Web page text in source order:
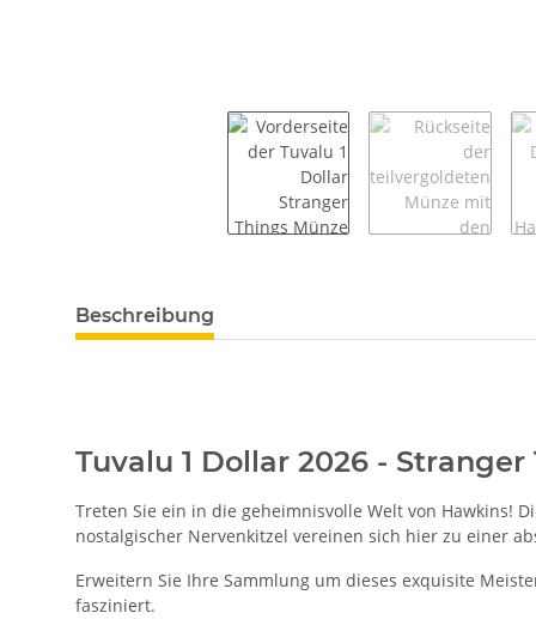
weitere Registerkarten anzeigen
Beschreibung
Tuvalu 1 Dollar 2026 -
Treten Sie ein in die geheimnisvolle Welt von Hawkins!
nostalgischer Nervenkitzel vereinen sich hier zu einer
Erweitern Sie Ihre Sammlung um dieses exquisite
fasziniert.